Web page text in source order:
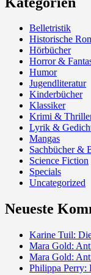
Belletristik
Historische
Hörbücher
Horror &
Humor
Jugendliteratur
Kinderbücher
Klassiker
Krimi &
Lyrik &
Mangas
Sachbücher &
Science Fiction
Specials
Uncategorized
Neueste
Karine Tuil:
Mara Gold:
Mara Gold:
Philippa Perry: